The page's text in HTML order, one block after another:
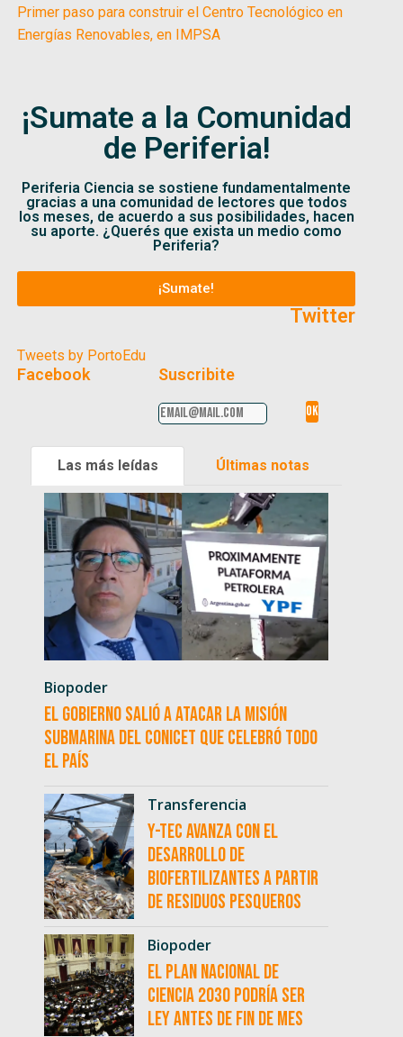
Primer paso para construir el Centro Tecnológico en
Energías Renovables, en IMPSA
¡Sumate a la Comunidad
de Periferia!
Periferia Ciencia se sostiene fundamentalmente
gracias a una comunidad de lectores que todos
los meses, de acuerdo a sus posibilidades, hacen
su aporte. ¿Querés que exista un medio como
Periferia?
¡Sumate!
Twitter
Tweets by PortoEdu
Facebook Suscribite
Las más leídas Últimas notas
Biopoder
El Gobierno salió a atacar la misión
submarina del CONICET que celebró todo
el país
Transferencia
Y-TEC avanza con el
desarrollo de
biofertilizantes a partir
de residuos pesqueros
Biopoder
El Plan Nacional de
Ciencia 2030 podría ser
ley antes de fin de mes